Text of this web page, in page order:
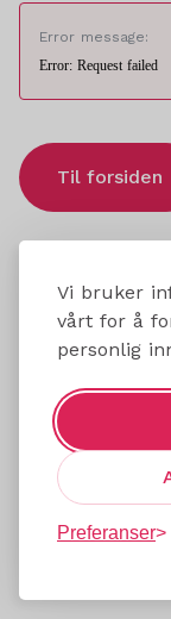
Vi bruker
vårt for å
personlig
Preferanser
Error message:
Error: Request failed
Til forsiden